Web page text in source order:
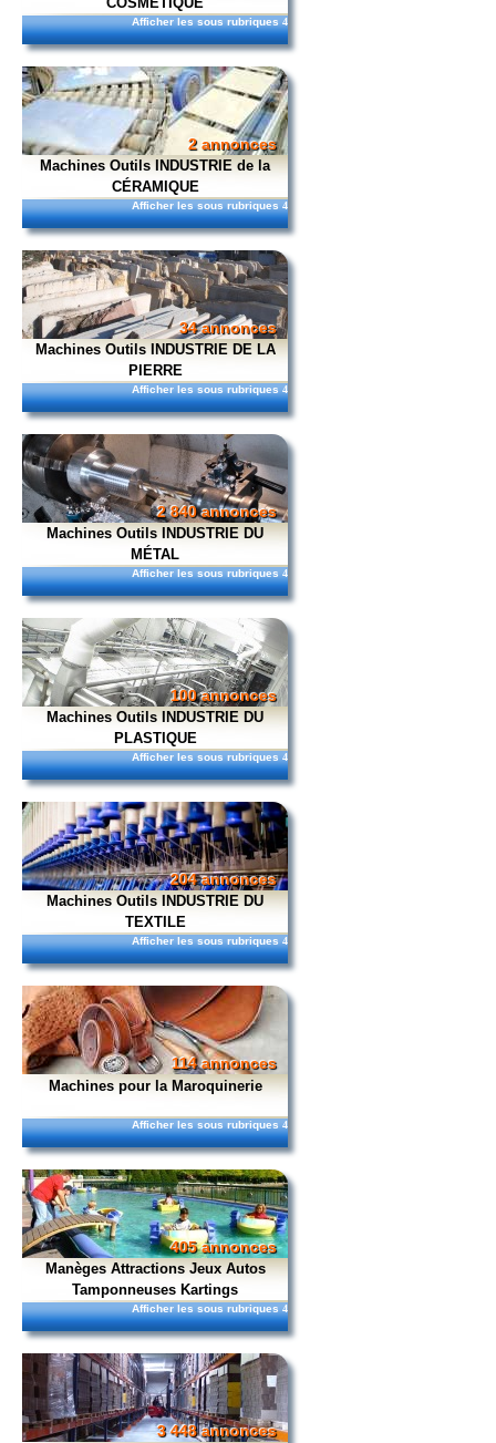
Afficher les sous rubriques 4
2 annonces
Machines Outils INDUSTRIE de la
CÉRAMIQUE
Afficher les sous rubriques 4
34 annonces
Machines Outils INDUSTRIE DE LA
PIERRE
Afficher les sous rubriques 4
2 840 annonces
Machines Outils INDUSTRIE DU
MÉTAL
Afficher les sous rubriques 4
100 annonces
Machines Outils INDUSTRIE DU
PLASTIQUE
Afficher les sous rubriques 4
204 annonces
Machines Outils INDUSTRIE DU
TEXTILE
Afficher les sous rubriques 4
114 annonces
Machines pour la Maroquinerie
Afficher les sous rubriques 4
405 annonces
Manèges Attractions Jeux Autos
Tamponneuses Kartings
Afficher les sous rubriques 4
3 448 annonces